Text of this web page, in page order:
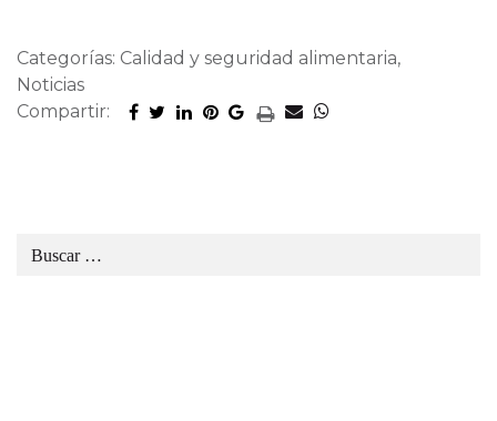
Categorías: Calidad y seguridad alimentaria,
Noticias
Compartir: